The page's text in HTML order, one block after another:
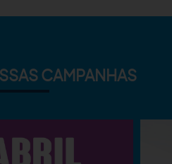
CAMPANHAS